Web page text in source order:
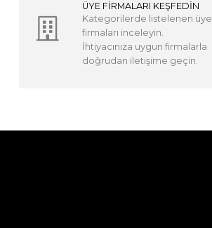
ÜYE FİRMALARI KEŞFEDİN
Kategorilerde listelenen üye
firmaları inceleyin.
İhtiyacınıza uygun firmalarla
doğrudan iletişime geçin.